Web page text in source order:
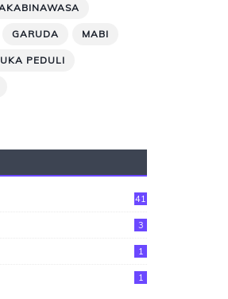
GARUDA MABI
PEDULI
41
3
1
1